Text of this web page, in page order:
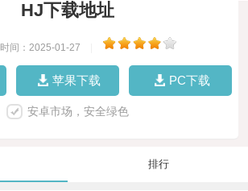
HJ下载地址
时间：2025-01-27
苹果下载 PC下载
安卓市场，安全绿色
排行